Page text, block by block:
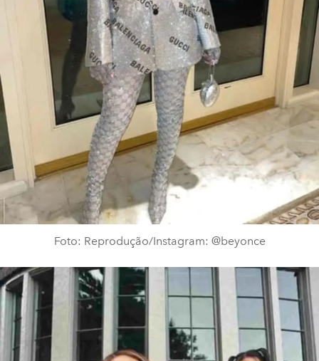
Foto: Reprodução/Instagram: @beyonce